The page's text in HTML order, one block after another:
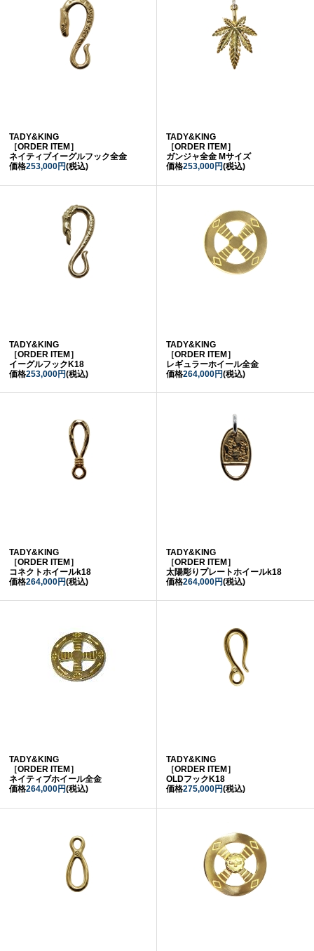
TADY&KING
［ORDER ITEM］
ネイティブイーグルフック全金
価格253,000円(税込)
TADY&KING
［ORDER ITEM］
ガンジャ全金 Mサイズ
価格253,000円(税込)
TADY&KING
［ORDER ITEM］
イーグルフックK18
価格253,000円(税込)
TADY&KING
［ORDER ITEM］
レギュラーホイール全金
価格264,000円(税込)
TADY&KING
［ORDER ITEM］
コネクトホイールk18
価格264,000円(税込)
TADY&KING
［ORDER ITEM］
太陽彫りプレートホイールk18
価格264,000円(税込)
TADY&KING
［ORDER ITEM］
ネイティブホイール全金
価格264,000円(税込)
TADY&KING
［ORDER ITEM］
OLDフックK18
価格275,000円(税込)